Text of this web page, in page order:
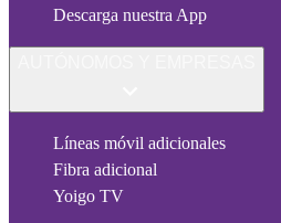
Descarga nuestra App
Líneas móvil adicionales
Fibra adicional
Yoigo TV